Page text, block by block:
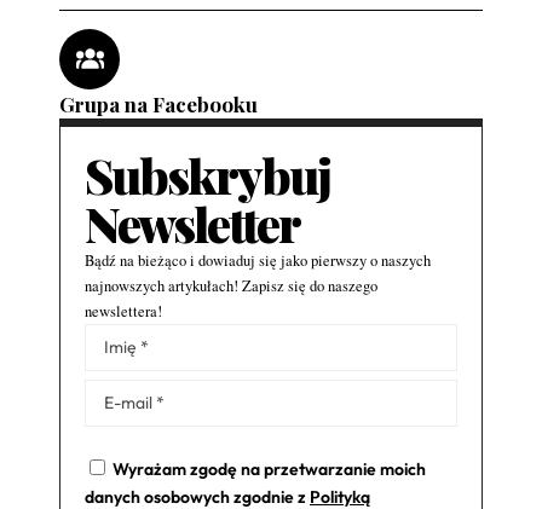
Grupa na Facebooku
Subskrybuj
Newsletter
Bądź na bieżąco i dowiaduj się jako pierwszy o naszych
najnowszych artykułach! Zapisz się do naszego
newslettera!
Wyrażam zgodę na przetwarzanie moich
danych osobowych zgodnie z Polityką
Alternative: